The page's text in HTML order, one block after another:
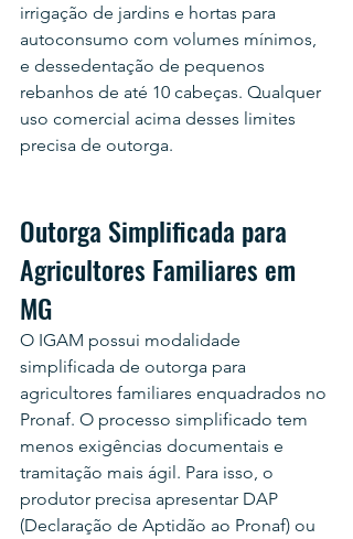
irrigação de jardins e hortas para
autoconsumo com volumes mínimos,
e dessedentação de pequenos
rebanhos de até 10 cabeças. Qualquer
uso comercial acima desses limites
precisa de outorga.
Outorga Simplificada para
Agricultores Familiares em
MG
O IGAM possui modalidade
simplificada de outorga para
agricultores familiares enquadrados no
Pronaf. O processo simplificado tem
menos exigências documentais e
tramitação mais ágil. Para isso, o
produtor precisa apresentar DAP
(Declaração de Aptidão ao Pronaf) ou